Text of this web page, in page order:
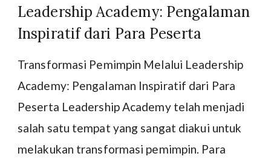
Leadership Academy: Pengalaman
Inspiratif dari Para Peserta
Transformasi Pemimpin Melalui Leadership
Academy: Pengalaman Inspiratif dari Para
Peserta Leadership Academy telah menjadi
salah satu tempat yang sangat diakui untuk
melakukan transformasi pemimpin. Para